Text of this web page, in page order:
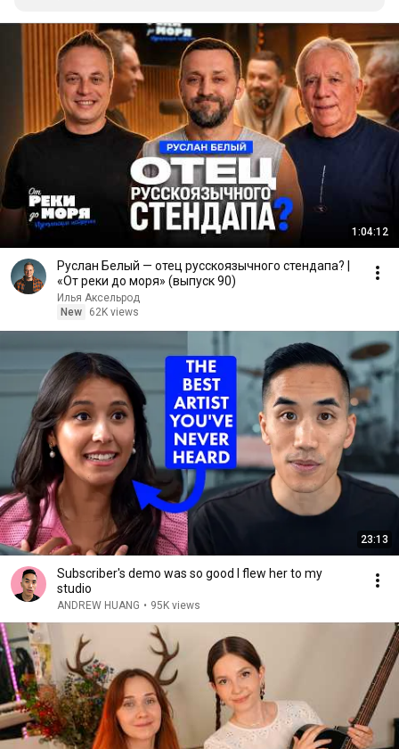
1:04:12
Руслан Белый — отец русскоязычного стендапа? |
«От реки до моря» (выпуск 90)
Илья Аксельрод
New
62K views
23:13
Subscriber's demo was so good I flew her to my
studio
ANDREW HUANG • 95K views